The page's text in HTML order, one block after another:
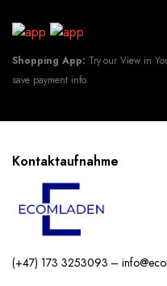
★Hochwertige
langlebig.Sie müssen
Ballon nach dem
Gold 2x 32" Zahlen
Konfetti-Ballons 5x
Ballons ACHTUNG!
Jahren geeignet.
Shopping App: Try our View in
save payment info.
Kontaktaufnahme
(+47) 173 3253093 –